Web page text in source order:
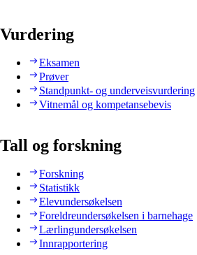
Vurdering
Eksamen
Prøver
Standpunkt- og underveisvurdering
Vitnemål og kompetansebevis
Tall og forskning
Forskning
Statistikk
Elevundersøkelsen
Foreldreundersøkelsen i barnehage
Lærlingundersøkelsen
Innrapportering